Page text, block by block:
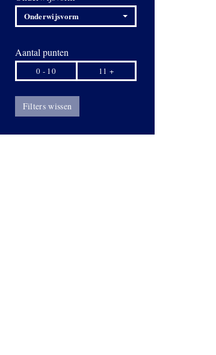
Onderwijsvorm
Aantal punten
0 - 10 11 +
Filters wissen